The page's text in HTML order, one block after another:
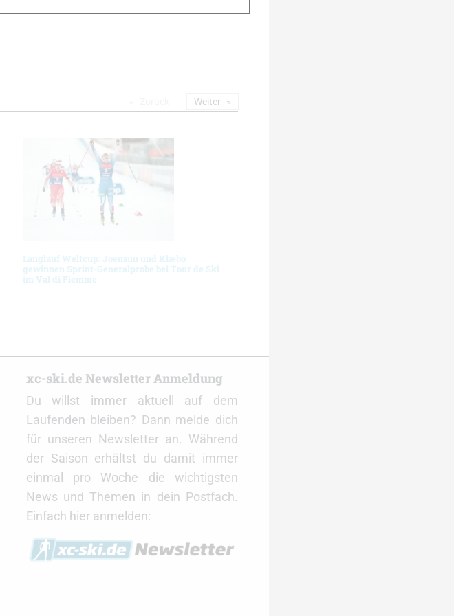
Langlauf Weltcup: Joensuu und Klæbo
gewinnen Sprint-Generalprobe bei Tour de Ski
im Val di Fiemme
Weiter
xc-ski.de Newsletter Anmeldung
Du willst immer aktuell auf dem
Laufenden bleiben? Dann melde dich
für unseren Newsletter an. Während
der Saison erhältst du damit immer
einmal pro Woche die wichtigsten
News und Themen in dein Postfach.
Einfach hier anmelden: